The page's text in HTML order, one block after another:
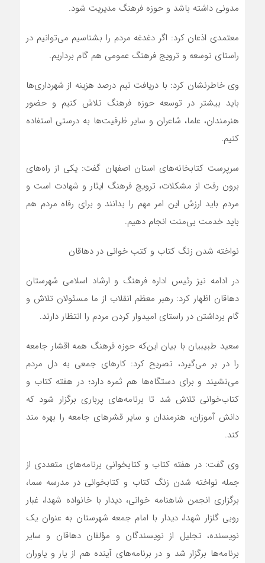
مدونی داشته باشد و حوزه فرهنگ مدیریت شود.
معتمدی اذعان کرد: اگر دغدغه مردم را بشناسیم می‌توانیم در
راستای توسعه و ترویج فرهنگ عمومی هم گام برداریم.
وی خاطرنشان کرد: با دریافت نیم درصد هزینه از شهرداری‌ها
باید بیشتر در توسعه حوزه فرهنگ تلاش کنیم و حضور
هنرمندان، علما، شاعران و سایر ظرفیت‌ها به درستی استفاده
کنیم.
سرپرست کتابخانه‌های استان اصفهان گفت: یکی از راه‌های
برون رفت از مشکلات، ترویج فرهنگ ایثار و شهادت است و
مردم باید ارزش این امر مهم را بدانند و برای رفاه مردم هم
باید خدمت بی‌منت انجام دهیم.
نواخته شدن زنگ کتاب و کتب خوانی در دهاقان
در ادامه نیز رئیس اداره فرهنگ و ارشاد اسلامی شهرستان
دهاقان اظهار کرد: رهبر معظم انقلاب از ما مسئولان تلاش و
گام برداشتن در راستای امیدوار کردن مردم را انتظار دارند.
سعید طبیبیان با بیان این‌که حوزه فرهنگ همه اقشار جامعه
را در بر می‌گیرد، تصریح کرد: کارهای جمعی به دل مردم
می‌نشیند و برای دستگاه‌ها هم ثمره دارد؛ در هفته کتاب و
کتاب‌خوانی تلاش شد تا برنامه‌های پرباری برگزار شود که
دانش آموزان، هنرمندان و سایر قشرهای جامعه را بهره مند
کند.
وی گفت: در هفته کتاب و کتابخوانی برنامه‌های متعددی از
جمله نواخته شدن زنگ کتاب و کتابخوانی در مدرسه سما،
برگزاری انجمن شاهنامه خوانی، دیدار با خانواده شهدا، غبار
روبی گلزار شهدا، دیدار با امام جمعه شهرستان به عنوان یک
نویسنده، تجلیل از نویسندگان و مؤلفان دهاقان و سایر
برنامه‌ها برگزار شد و در برنامه‌های آینده هم از یار و یاوران